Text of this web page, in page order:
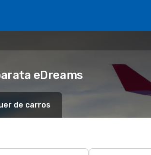
eDreams
de carros